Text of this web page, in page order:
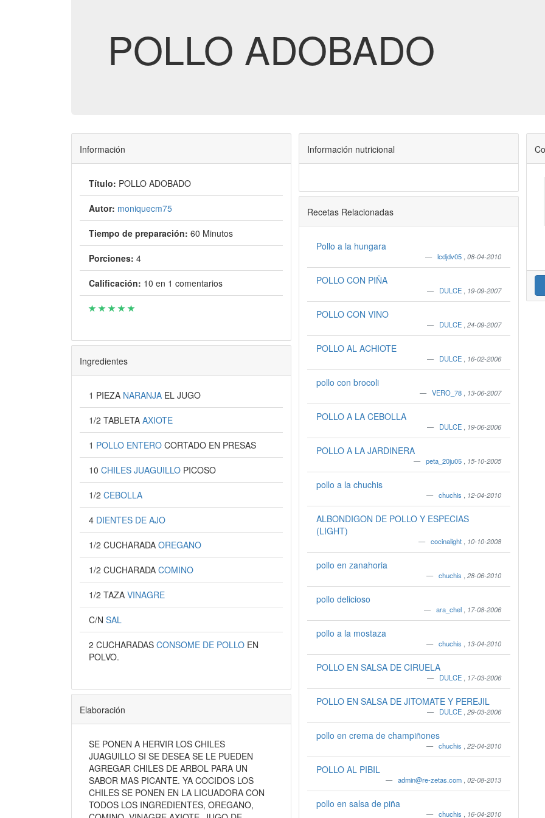
POLLO ADOBADO
Información
Título: POLLO ADOBADO
Autor: moniquecm75
Tiempo de preparación: 60 Minutos
Porciones: 4
Calificación: 10 en 1 comentarios
Ingredientes
1 PIEZA NARANJA EL JUGO
1/2 TABLETA AXIOTE
1 POLLO ENTERO CORTADO EN PRESAS
10 CHILES JUAGUILLO PICOSO
1/2 CEBOLLA
4 DIENTES DE AJO
1/2 CUCHARADA OREGANO
1/2 CUCHARADA COMINO
1/2 TAZA VINAGRE
C/N SAL
2 CUCHARADAS CONSOME DE POLLO EN
POLVO.
Elaboración
SE PONEN A HERVIR LOS CHILES
JUAGUILLO SI SE DESEA SE LE PUEDEN
AGREGAR CHILES DE ARBOL PARA UN
SABOR MAS PICANTE. YA COCIDOS LOS
CHILES SE PONEN EN LA LICUADORA CON
TODOS LOS INGREDIENTES, OREGANO,
Información nutricional
Recetas Relacionadas
Pollo a la hungara
lcdjdv05 ,08-04-2010
POLLO CON PIÑA
DULCE 19-09-2007
POLLO CON VINO
DULCE ,24-09-2007
POLLO AL ACHIOTE
DULCE 16-02-2006
pollo con brocoli
VERO_78 13-06-2007
POLLO A LA CEBOLLA
DULCE 19-06-2006
POLLO A LA JARDINERA
peta_20ju05 15-10-2005
pollo a la chuchis
chuchis 12-04-2010
ALBONDIGON DE POLLO Y ESPECIAS
(LIGHT)
cocinalight 10-10-2008
pollo en zanahoria
chuchis ,28-06-2010
pollo delicioso
ara_chel 17-08-2006
pollo a la mostaza
chuchis 13-04-2010
POLLO EN SALSA DE CIRUELA
DULCE 17-03-2006
POLLO EN SALSA DE JITOMATE Y PEREJIL
DULCE ,29-03-2006
pollo en crema de champiñones
chuchis ,22-04-2010
POLLO AL PIBIL
admin@re-zetas.com ,02-08-2013
pollo en salsa de piña
chuchis 16-04-2010